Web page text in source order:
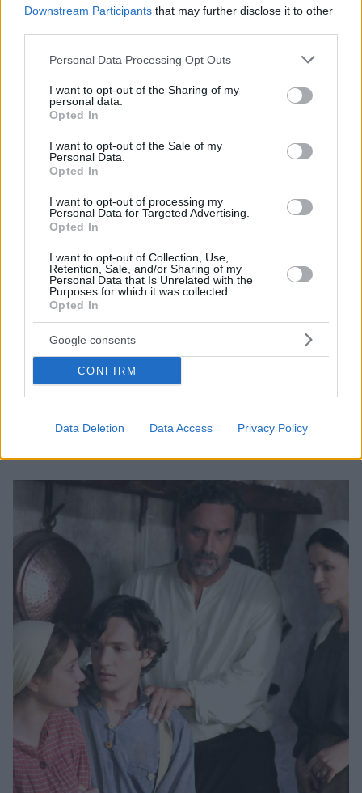
Downstream Participants that may further disclose it to other
Please note that this website/app uses one or more Google
not limited to your visit or usage behaviour. You may click to
grant or deny consent to Google and its third-party tags to
use your data for below specified purposes in below Google
consent section.
Personal Data Processing Opt Outs
I want to opt-out of the Sharing of my
personal data.
Opted In
I want to opt-out of the Sale of my
Personal Data.
Opted In
I want to opt-out of processing my
Personal Data for Targeted Advertising.
Opted In
I want to opt-out of Collection, Use,
Retention, Sale, and/or Sharing of my
Personal Data that Is Unrelated with the
Purposes for which it was collected.
Opted In
Google consents
CONFIRM
Data Deletion Data Access Privacy Policy
Η «Αγάπη Παράνομη» σημείωσε υψηλά ποσοστά
τηλεθέασης στο μεγάλο φινάλε
Η σειρά που βασίστηκε στο ομότιτλο διήγημα του
Κωνσταντίνου Θεοτόκη, έκλεψε τις εντυπώσεις
30.01.2022, 14:30